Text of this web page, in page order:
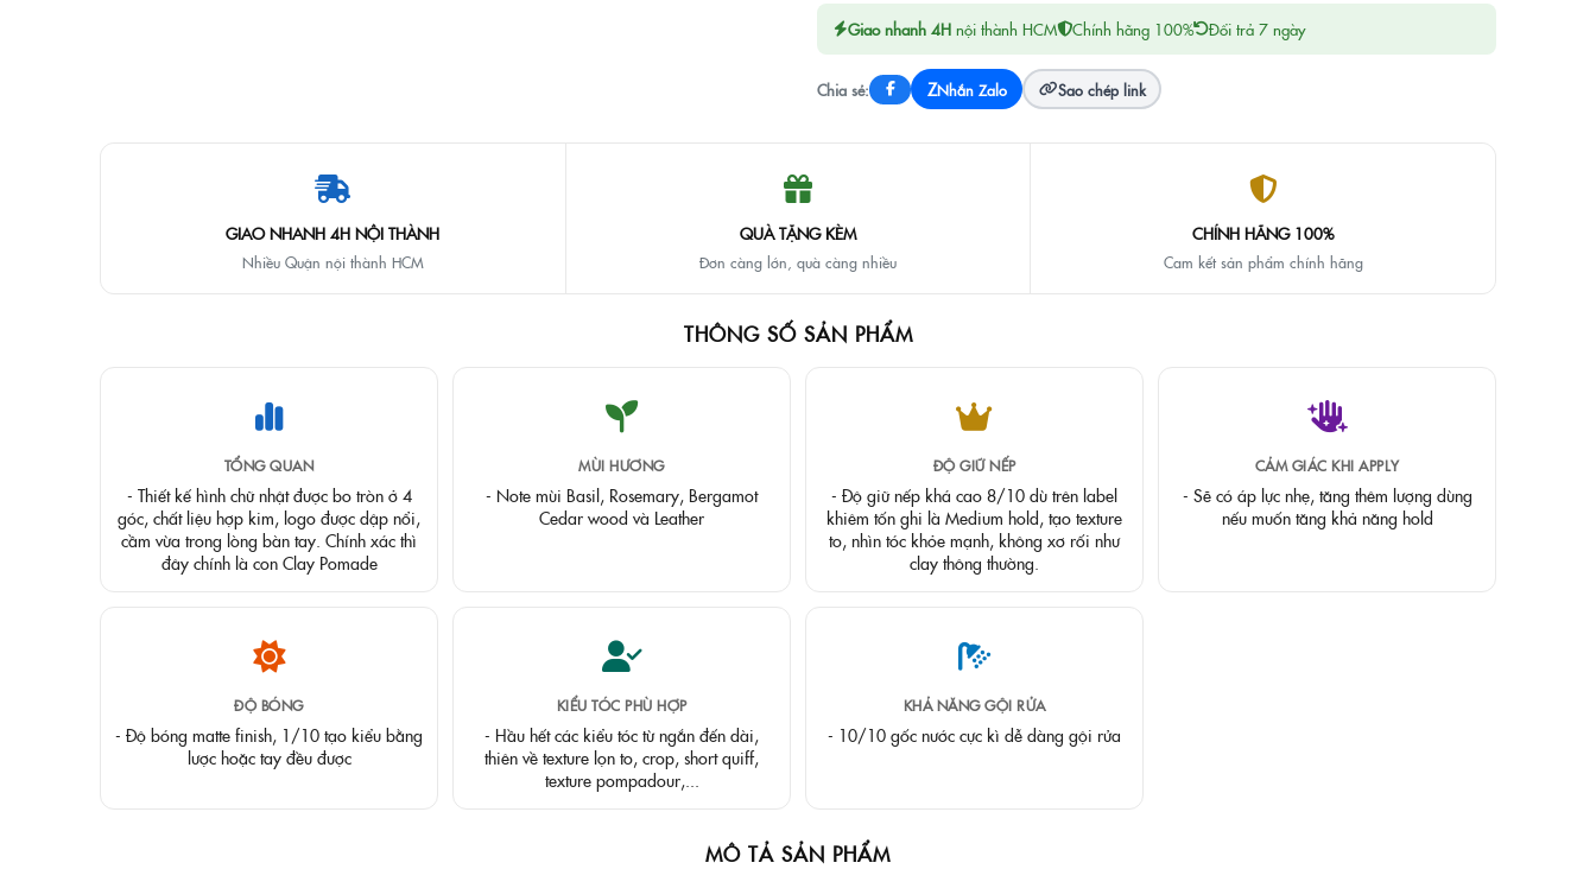
Giao nhanh 4H nội thành HCM Chính hãng 100% Đổi trả 7 ngày
Chia sẻ: ZNhắn Zalo Sao chép link
GIAO NHANH 4H NỘI THÀNH
Nhiều Quận nội thành HCM
QUÀ TẶNG KÈM
Đơn càng lớn, quà càng nhiều
CHÍNH HÃNG 100%
Cam kết sản phẩm chính hãng
THÔNG SỐ SẢN PHẨM
TỔNG QUAN
- Thiết kế hình chữ nhật được bo tròn ở 4
góc, chất liệu hợp kim, logo được dập nổi,
cầm vừa trong lòng bàn tay. Chính xác thì
đây chính là con Clay Pomade
MÙI HƯƠNG
- Note mùi Basil, Rosemary, Bergamot
Cedar wood và Leather
ĐỘ GIỮ NẾP
- Độ giữ nếp khá cao 8/10 dù trên label
khiêm tốn ghi là Medium hold, tạo texture
to, nhìn tóc khỏe mạnh, không xơ rối như
clay thông thường.
CẢM GIÁC KHI APPLY
- Sẽ có áp lực nhẹ, tăng thêm lượng dùng
nếu muốn tăng khả năng hold
ĐỘ BÓNG
- Độ bóng matte finish, 1/10 tạo kiểu bằng
lược hoặc tay đều được
KIỂU TÓC PHÙ HỢP
- Hầu hết các kiểu tóc từ ngắn đến dài,
thiên về texture lọn to, crop, short quiff,
texture pompadour,...
KHẢ NĂNG GỘI RỬA
- 10/10 gốc nước cực kì dễ dàng gội rửa
MÔ TẢ SẢN PHẨM